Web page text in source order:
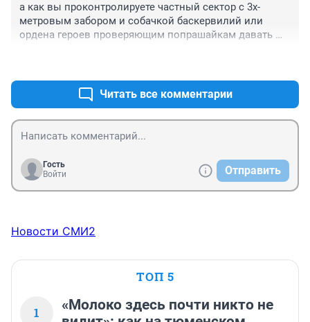
а как вы проконтролируете частный сектор с 3х-
метровым забором и собачкой баскервилий или
ордена героев проверяющим попрашайкам давать
Читать все комментарии
Гость
Войти
Отправить
Новости СМИ2
ТОП 5
1
«Молоко здесь почти никто не